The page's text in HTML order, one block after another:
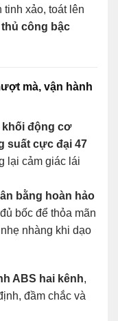
xảo, toát lên
công bậc
mà, vận hành
khối động cơ
suất cực đại 47
lại cảm giác lái
bằng hoàn hảo
bốc để thỏa mãn
nhàng khi dạo
ABS hai kênh,
đầm chắc và